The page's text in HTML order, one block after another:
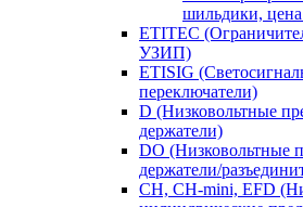
шильдики,
ETITEC
УЗИП)
ETISIG
переключатели)
D (Низковольтные
держатели)
DO (Низковольтные
держатели/
CH, CH-mini, EFD